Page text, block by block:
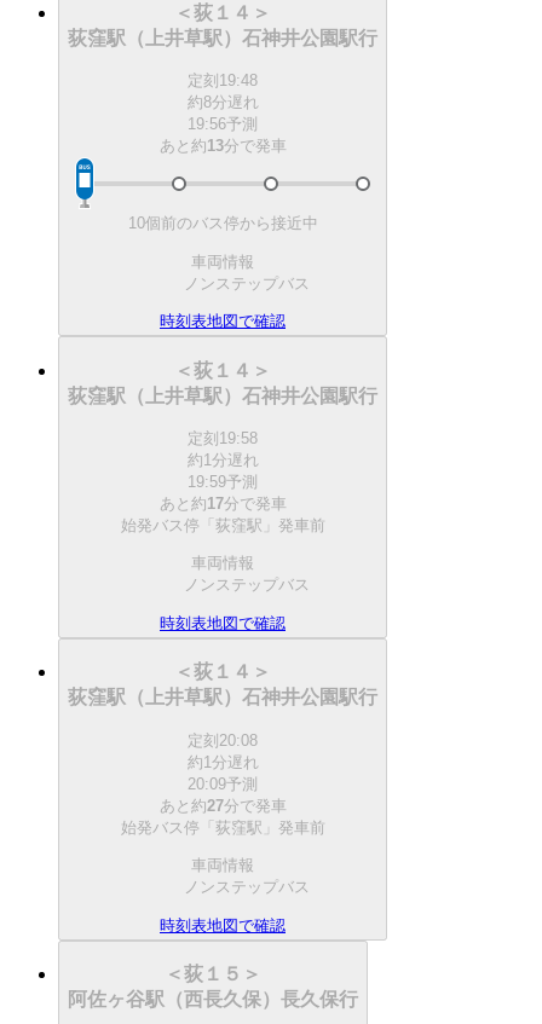
＜荻１４＞
荻窪駅（上井草駅）石神井公園駅行
定刻 19:48
約8分遅れ
19:56予測
あと約13分で発車
10個前のバス停から接近中
車両情報
ノンステップバス
時刻表地図で確認
＜荻１４＞
荻窪駅（上井草駅）石神井公園駅行
定刻 19:58
約1分遅れ
19:59予測
あと約17分で発車
始発バス停「荻窪駅」発車前
車両情報
ノンステップバス
時刻表地図で確認
＜荻１４＞
荻窪駅（上井草駅）石神井公園駅行
定刻 20:08
約1分遅れ
20:09予測
あと約27分で発車
始発バス停「荻窪駅」発車前
車両情報
ノンステップバス
時刻表地図で確認
＜荻１５＞
阿佐ヶ谷駅（西長久保）長久保行